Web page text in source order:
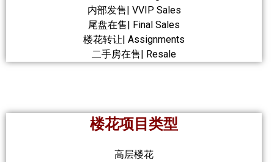
内部发售| VVIP Sales
尾盘在售| Final Sales
楼花转让| Assignments
二手房在售| Resale
楼花项目类型
高层楼花